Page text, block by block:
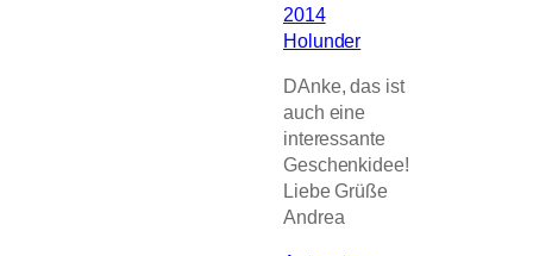
2014
Holunder
DAnke, das ist
auch eine
interessante
Geschenkidee!
Liebe Grüße
Andrea